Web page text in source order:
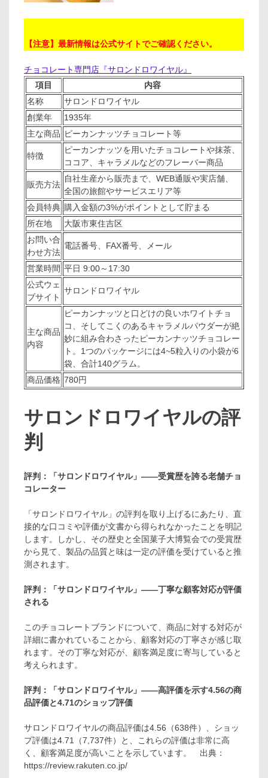
【注意】最新情報は公式サイトでご確認ください。
チョコレート専門店『サロンドロワイヤル』
項目
内容
名称
サロンドロワイヤル
創業年
1935年
主な商品 ピーカンナッツチョコレート等
特徴
ピーカンナッツを用いたチョコレートや抹茶、
ココア、キャラメルなどのフレーバー商品
販売方法
自社生産から販売まで、WEB通販や実店舗、
全国の旅館やサービスエリア等
会員特典 購入金額の3%がポイントとして貯まる
所在地
大阪市東住吉区
お問い合
わせ方法
電話番号、FAX番号、メール
営業時間 平日 9:00～17:30
公式ウェ
ブサイト
サロンドロワイヤル
主な商品
内容
ピーカンナッツと口どけの良いホワイトチョ
コ、そしてこくのあるキャラメルパウダーが絶
妙に組み合わさったピーカンナッツチョコレー
ト。1つのパッケージには4~5粒入りの小袋が6
袋、合計140グラム。
商品価格 780円
サロンドロワイヤルの評
判
評判：「サロンドロワイヤル」――受賞歴を誇る老舗チョ
コレーター
「サロンドロワイヤル」の評判を取り上げるにあたり、直
接的な口コミや評価が文書から得られなかったことを明記
します。しかし、その歴史と全国菓子大博覧会での受賞歴
から見て、製品の品質と味は一定の評価を受けていると推
測されます。
評判：「サロンドロワイヤル」――丁寧な顧客対応が評価
される
このチョコレートブランドについて、商品に対する対応が
詳細に書かれていることから、顧客対応の丁寧さが感じ取
れます。その丁寧な対応が、顧客満足度に寄与していると
考えられます。
評判：「サロンドロワイヤル」――高評価を示す4.56の商
品評価と4.71のショップ評価
サロンドロワイヤルの商品評価は4.56（638件）、ショッ
プ評価は4.71（7,737件）と、これらの評価は非常に高
く、顧客満足度が高いことを示しています。 出典：
https://review.rakuten.co.jp/